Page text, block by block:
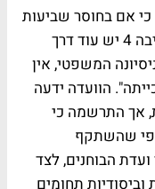
כי אם בחוסר שביעות
רצון של העותרת. ויובהר, גם אם למשיבה 4 יש עוד דרך
המשפטי, אין
הוועדה ידעה
אך התרשמה כי
שהשתקף
הבוחנים, לצד
תחומים